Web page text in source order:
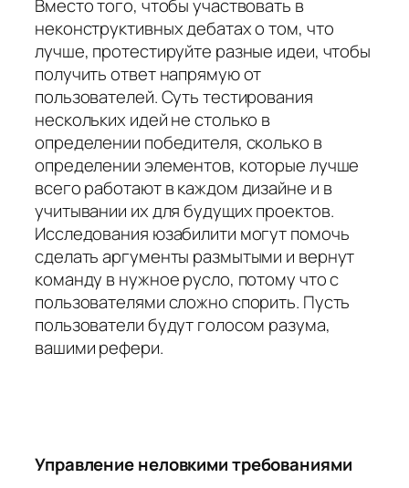
Вместо того, чтобы участвовать в
неконструктивных дебатах о том, что
лучше, протестируйте разные идеи, чтобы
получить ответ напрямую от
пользователей. Суть тестирования
нескольких идей не столько в
определении победителя, сколько в
определении элементов, которые лучше
всего работают в каждом дизайне и в
учитывании их для будущих проектов.
Исследования юзабилити могут помочь
сделать аргументы размытыми и вернут
команду в нужное русло, потому что с
пользователями сложно спорить. Пусть
пользователи будут голосом разума,
вашими рефери.
Управление неловкими требованиями